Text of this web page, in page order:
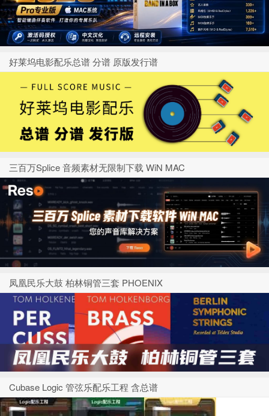
好莱坞电影配乐总谱 分谱 原版发行谱
三百万Splice 音频素材无限制下载 WiN MAC
凤凰民乐大鼓 柏林铜管三套 PHOENIX
Cubase Logic 管弦乐配乐工程 含总谱